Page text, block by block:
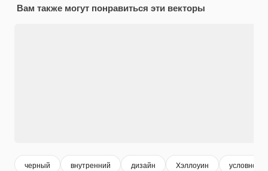
Вам также могут понравиться эти векторы
черный внутренний дизайн Хэллоуин условное